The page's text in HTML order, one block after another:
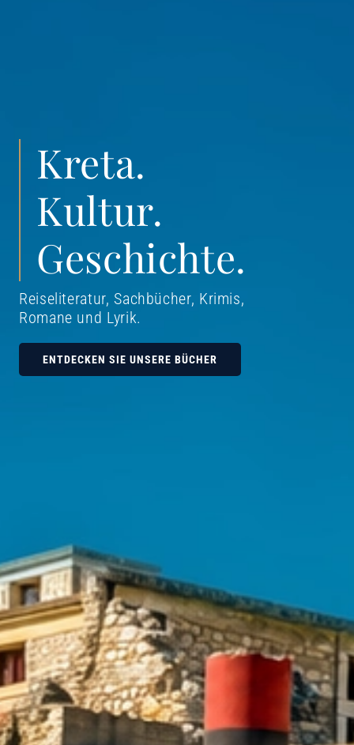
Kreta.
Kultur.
Geschichte.
Reiseliteratur, Sachbücher, Krimis,
Romane und Lyrik.
ENTDECKEN SIE UNSERE BÜCHER